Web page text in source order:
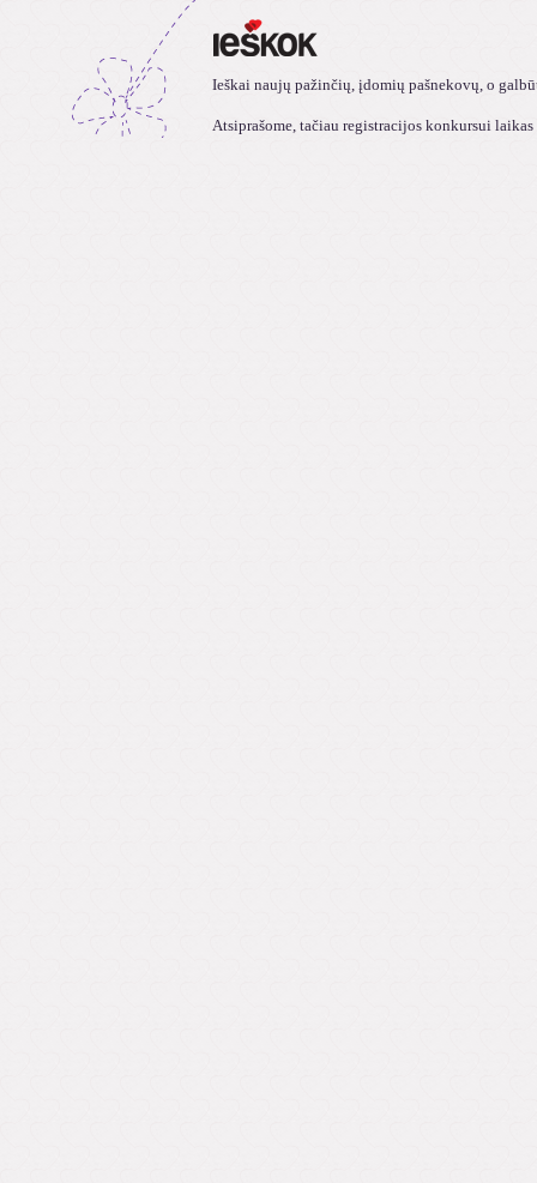
Ieškai naujų pažinčių, įdomių pašnekovų, o
Atsiprašome, tačiau registracijos konkursui laikas